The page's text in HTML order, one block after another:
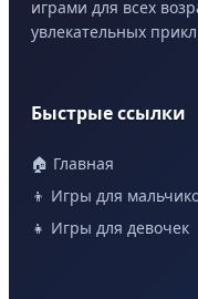
играми для всех
увлекательных
Быстрые ссылки
🏠 Главная
👦 Игры для
👧 Игры для девочек